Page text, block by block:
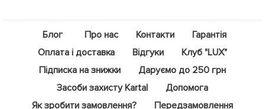
Блог Про нас Контакти
Гарантія
Оплата і доставка
Відгуки
Клуб "LUX"
Підписка на знижки
Даруємо до 250 грн
Засоби захисту Kartal
Допомога
Як зробити замовлення?
Передзамовлення